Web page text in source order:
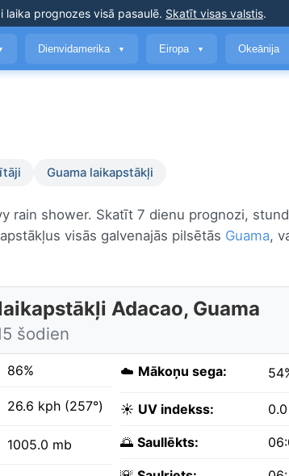
laika prognozes visā pasaulē. Skatīt visas valstis.
Dienvidamerika ▼ Eiropa ▼ Okeānija
Guama laikapstākļi
rain shower. Skatīt 7 dienu prognozi,
visās galvenajās pilsētās Guama,
Adacao, Guama
šodien
86%
26.6 kph (257°)
1005.0 mb
☁️ Mākoņu sega:
☀️ UV indekss: 0.0
🌅 Saullēkts: